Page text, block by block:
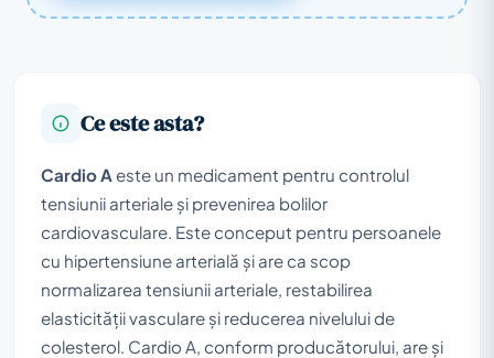
Ce este asta?
Cardio A este un medicament pentru controlul
tensiunii arteriale și prevenirea bolilor
cardiovasculare. Este conceput pentru persoanele
cu hipertensiune arterială și are ca scop
normalizarea tensiunii arteriale, restabilirea
elasticității vasculare și reducerea nivelului de
colesterol. Cardio A, conform producătorului, are și